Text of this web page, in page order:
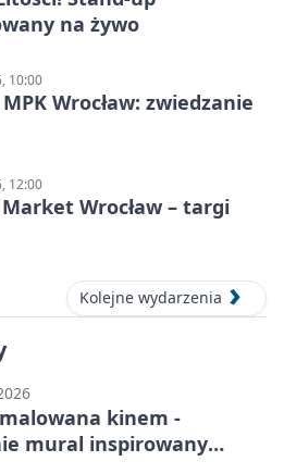
na żywo
10:00
Wrocław: zwiedzanie
12:00
Wrocław – targi
Kolejne wydarzenia
kinem -
mural inspirowany